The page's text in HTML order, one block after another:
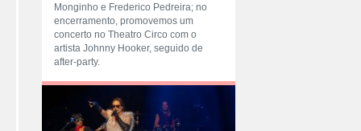
Monginho e Frederico Pedreira; no
encerramento, promovemos um
concerto no Theatro Circo com o
artista Johnny Hooker, seguido de
after-party.